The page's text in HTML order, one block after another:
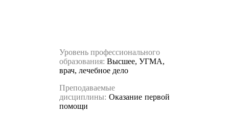
Уровень профессионального
образования: Высшее, УГМА,
врач, лечебное дело
Преподаваемые
дисциплины: Оказание первой
помощи